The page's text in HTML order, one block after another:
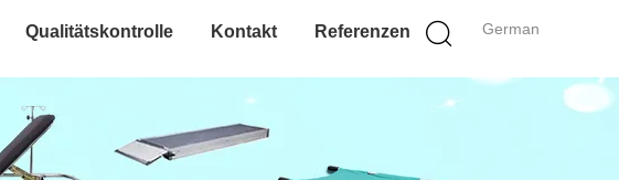
German
Qualitätskontrolle Kontakt Referenzen